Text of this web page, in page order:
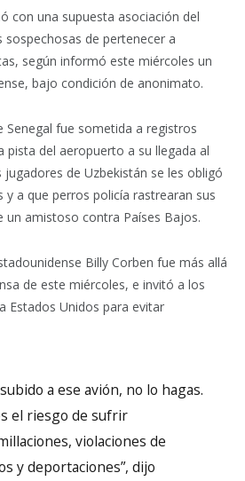
con una supuesta asociación del
de pertenecer a
según informó este miércoles un
bajo condición de anonimato.
Senegal fue sometida a registros
pista del aeropuerto a su llegada al
de Uzbekistán se les obligó
y a que perros policía rastrearan sus
un amistoso contra Países Bajos.
Billy Corben fue más allá
de este miércoles, e invitó a los
Estados Unidos para evitar
a ese avión, no lo hagas.
el riesgo de sufrir
violaciones de
y deportaciones”, dijo